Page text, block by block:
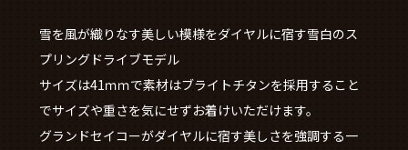
雪を風が織りなす美しい模様をダイヤルに宿す雪白のス
プリングドライブモデル
サイズは41ｍｍで素材はブライトチタンを採用すること
でサイズや重さを気にせずお着けいただけます。
グランドセイコーがダイヤルに宿す美しさを強調する一